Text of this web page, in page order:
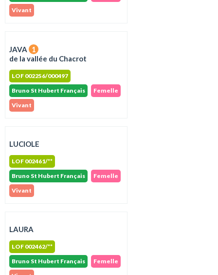
Vivant
JAVA
1
de la vallée du Chacrot
LOF 002256/000497
Bruno St Hubert Français
Femelle
Vivant
LUCIOLE
LOF 002461/**
Bruno St Hubert Français
Femelle
Vivant
LAURA
LOF 002462/**
Bruno St Hubert Français
Femelle